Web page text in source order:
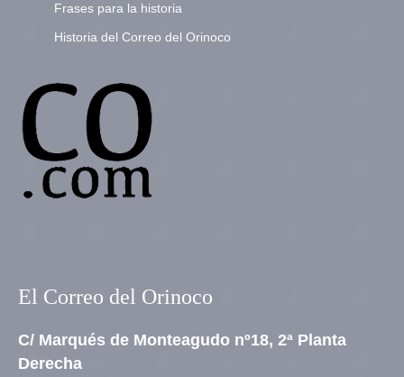
Frases para la historia
Historia del Correo del Orinoco
El Correo del Orinoco
C/ Marqués de Monteagudo nº18, 2ª Planta
Derecha